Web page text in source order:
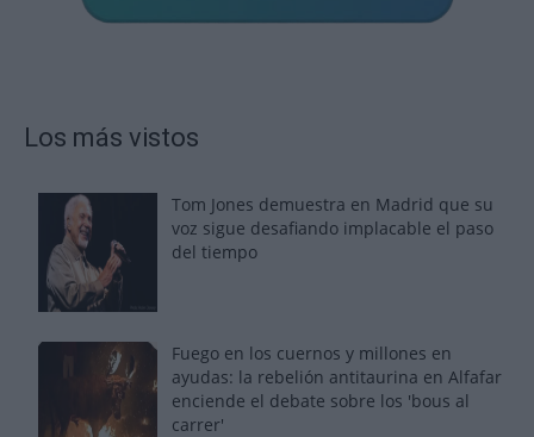
Los más vistos
Tom Jones demuestra en Madrid que su
voz sigue desafiando implacable el paso
del tiempo
Fuego en los cuernos y millones en
ayudas: la rebelión antitaurina en Alfafar
enciende el debate sobre los 'bous al
carrer'